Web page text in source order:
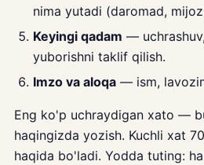
nima yutadi (daromad,
Keyingi qadam —
yuborishni taklif qilish.
Imzo va aloqa — ism,
Eng ko'p uchraydigan xato —
haqingizda yozish. Kuchli xat
haqida bo'ladi. Yodda tuting: